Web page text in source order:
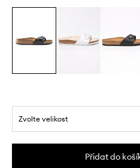
Zvolte velikost
Přidat do